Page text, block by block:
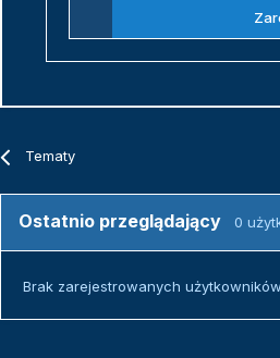
Tematy
Ostatnio przeglądający 0
Brak zarejestrowanych